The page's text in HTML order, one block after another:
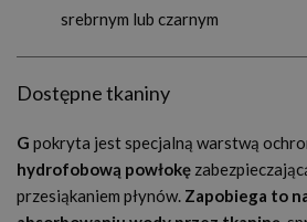
srebrnym lub czarnym
Dostępne tkaniny
G pokryta jest specjalną warstwą
hydrofobową powłokę
przesiąkaniem płynów. Zapobiega to